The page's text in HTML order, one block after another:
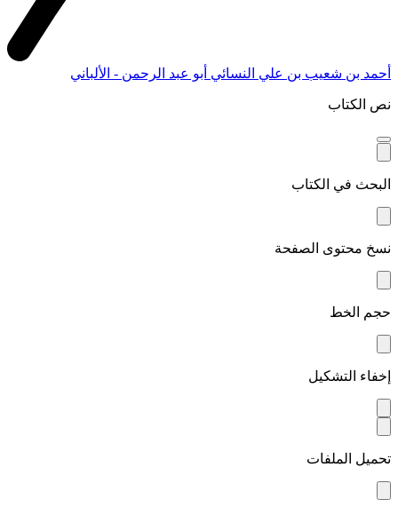
أحمد بن شعيب بن علي النسائي أبو عبد الرحمن - الألباني
نص الكتاب
البحث في الكتاب
نسخ محتوى الصفحة
حجم الخط
إخفاء التشكيل
تحميل الملفات